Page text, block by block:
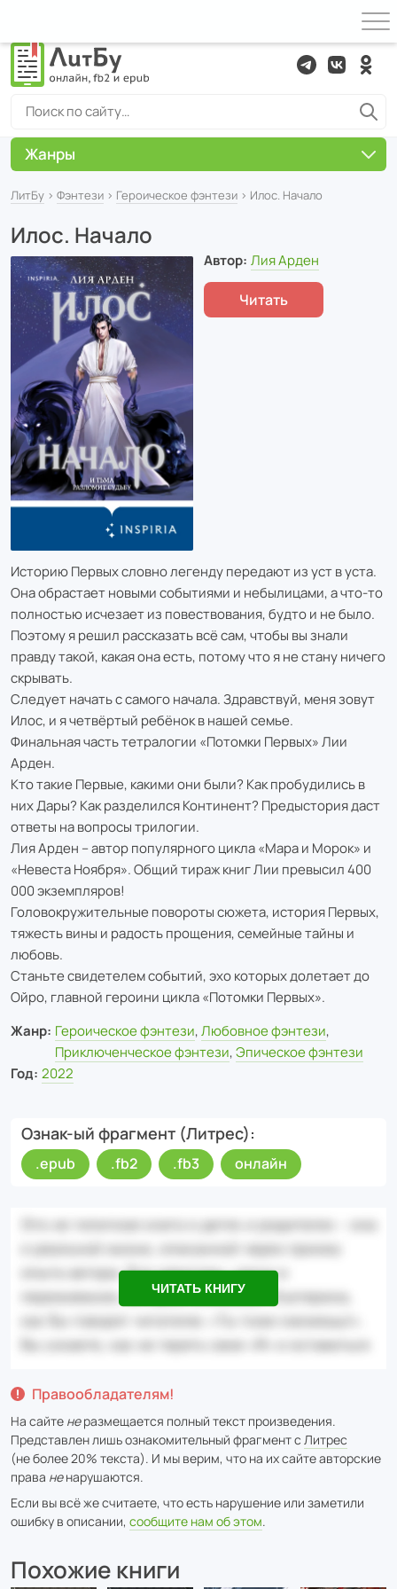
ЛитБу › Фэнтези › Героическое фэнтези › Илос. Начало
Илос. Начало
Автор: Лия Арден
Читать
Историю Первых словно легенду передают из уст в уста.
Она обрастает новыми событиями и небылицами, а что-то
полностью исчезает из повествования, будто и не было.
Поэтому я решил рассказать всё сам, чтобы вы знали
правду такой, какая она есть, потому что я не стану ничего
скрывать.
Следует начать с самого начала. Здравствуй, меня зовут
Илос, и я четвёртый ребёнок в нашей семье.
Финальная часть тетралогии «Потомки Первых» Лии
Арден.
Кто такие Первые, какими они были? Как пробудились в
них Дары? Как разделился Континент? Предыстория даст
ответы на вопросы трилогии.
Лия Арден – автор популярного цикла «Мара и Морок» и
«Невеста Ноября». Общий тираж книг Лии превысил 400
000 экземпляров!
Головокружительные повороты сюжета, история Первых,
тяжесть вины и радость прощения, семейные тайны и
любовь.
Станьте свидетелем событий, эхо которых долетает до
Ойро, главной героини цикла «Потомки Первых».
Жанр: Героическое фэнтези,Любовное фэнтези,
Приключенческое фэнтези,Эпическое фэнтези
Год: 2022
Ознак-ый фрагмент (Литрес)
.epub .fb2 .fb3 онлайн
ЧИТАТЬ КНИГУ
Правообладателям!
На сайте неразмещается полный текст произведения.
Представлен лишь ознакомительный фрагмент с Литрес
(не более 20% текста). И мы верим, что на их сайте авторские
права ненарушаются.
Если вы всё же считаете, что есть нарушение или заметили
ошибку в описании, сообщите нам об этом.
Похожие книги
Жанры